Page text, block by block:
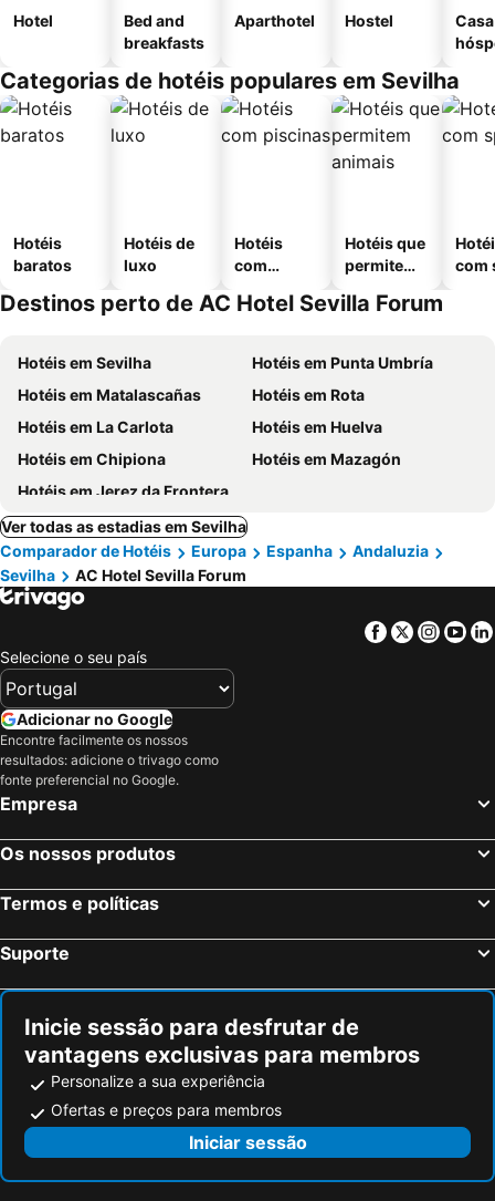
Hotel
Bed and
breakfasts
Aparthotel Hostel
Categorias de hotéis populares em Sevilha
Hotéis
baratos
Hotéis de
luxo
Hotéis
com
Hotéis que
permitem
com
Destinos perto de AC Hotel Sevilla Forum
Hotéis em Sevilha
Hotéis em Punta Umbría
Hotéis em Matalascañas
Hotéis em Rota
Hotéis em La Carlota
Hotéis em Huelva
Hotéis em Chipiona
Hotéis em Mazagón
Hotéis em Jerez da Frontera
Ver todas as estadias em Sevilha
Comparador de Hotéis
Europa Espanha
Andaluzia
Sevilha
AC Hotel Sevilla Forum
Facebook
Twitter
Selecione o seu país
Adicionar no Google
Encontre facilmente os nossos
resultados: adicione o trivago como
fonte preferencial no Google.
Empresa
Os nossos produtos
Termos e políticas
Suporte
Inicie sessão para desfrutar de
vantagens exclusivas para membros
Personalize a sua experiência
Ofertas e preços para membros
Iniciar sessão